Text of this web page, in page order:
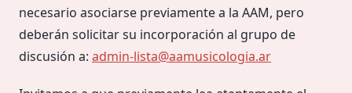
necesario asociarse previamente a la AAM, pero
deberán solicitar su incorporación al grupo de
discusión a: admin-lista@aamusicologia.ar